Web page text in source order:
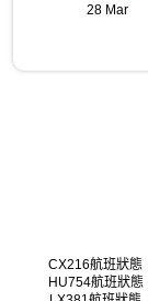
28 Mar
CX216航班狀態
HU754航班狀態